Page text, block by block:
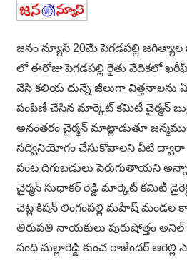
జనం న్యూస్ 20మే పెగడపల్లి జగిత్యాల
లో ఈరోజు పెగడపల్లి రైతు వేదికలో ఖరీఫ్
వేసి కలియ దున్నే జీలుగా విత్తనాలను
పంపిణీ చేసిన మార్కెట్ కమిటీ చైర్మన్
అనంతరం చైర్మన్ మాట్లాడుతూ
సద్వినియోగం చేసుకోవాలని వీటి ద్వారా
పంట దిగుబడులు పెరుగుతాయని
చైర్మన్ సుధాకర్ రెడ్డి మార్కెట్ కమిటీ
చెట్ల కిషన్ లింగంపల్లి మహేష్ మండల
తిరుపతి నాయకులు పురుషోత్తం
సంధి మల్లారెడ్డి కుంచ రాజేందర్ ఆరెల్లి